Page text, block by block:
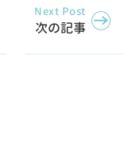
Next Post
次の記事